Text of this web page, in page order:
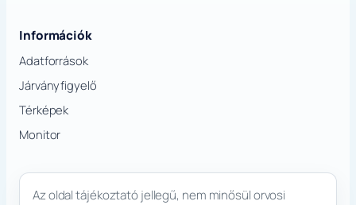
Információk
Adatforrások
Járványfigyelő
Térképek
Monitor
Az oldal tájékoztató jellegű, nem minősül orvosi